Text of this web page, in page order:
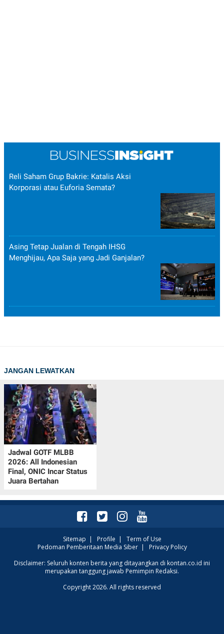
Reli Saham Grup Bakrie: Katalis Aksi
Korporasi atau Euforia Semata?
Asing Tetap Jualan di Tengah IHSG
Menghijau, Apa Saja yang Jadi Ganjalan?
JANGAN LEWATKAN
Jadwal GOTF MLBB
2026: All Indonesian
Final, ONIC Incar Status
Juara Bertahan
Sitemap | Profile | Term of Use
Pedoman Pemberitaan Media Siber| Privacy Policy
Disclaimer: Seluruh konten berita yang ditayangkan di kontan.co.id ini
merupakan tanggung jawab Pemimpin Redaksi.
Copyright 2026. All rights reserved